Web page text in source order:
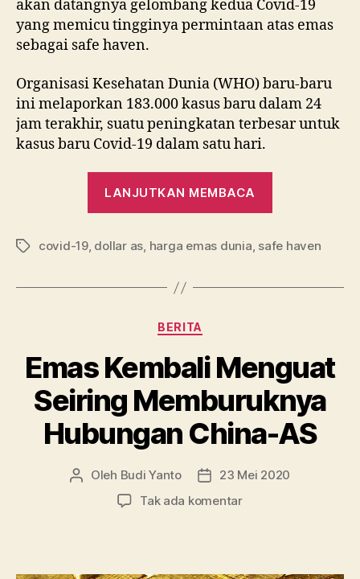
akan datangnya gelombang kedua Covid-19
yang memicu tingginya permintaan atas emas
sebagai safe haven.
Organisasi Kesehatan Dunia (WHO) baru-baru
ini melaporkan 183.000 kasus baru dalam 24
jam terakhir, suatu peningkatan terbesar untuk
kasus baru Covid-19 dalam satu hari.
LANJUTKAN MEMBACA
19
Harga
Tag covid-19, dollar as, harga emas dunia, safe haven
Kategori
BERITA
Emas Kembali Menguat
Seiring Memburuknya
Hubungan China-AS
Penulis
Oleh Budi Yanto
Tanggal
23 Mei 2020
Tak ada komentarpada